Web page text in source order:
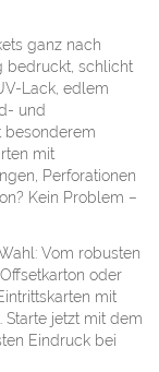
ganz nach
bedruckt, schlicht
Lack, edlem
und
besonderem
mit
Perforationen
Kein Problem –
Vom robusten
oder
mit
Starte jetzt mit dem
Eindruck bei